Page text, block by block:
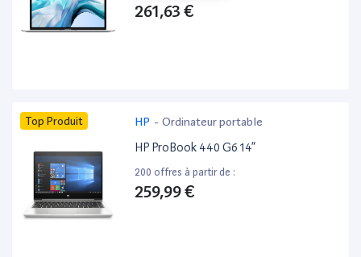
261,63 €
Top Produit HP - Ordinateur portable
HP ProBook 440 G6 14”
200 offres à partir de :
259,99 €